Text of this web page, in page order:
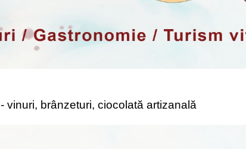
- vinuri, brânzeturi, ciocolată artizanală